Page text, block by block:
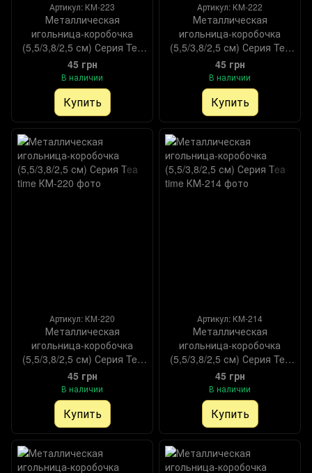
Артикул: КМ-223
Металлическая
игольница-коробочка
(5,5/3,8/2,5 см) Серия Tea
time
45 грн
В наличии
Купить
Артикул: КМ-222
Металлическая
игольница-коробочка
(5,5/3,8/2,5 см) Серия Tea
time
45 грн
В наличии
Купить
Артикул: КМ-220
Металлическая
игольница-коробочка
(5,5/3,8/2,5 см) Серия Tea
time
45 грн
В наличии
Купить
Артикул: КМ-214
Металлическая
игольница-коробочка
(5,5/3,8/2,5 см) Серия Tea
time
45 грн
В наличии
Купить